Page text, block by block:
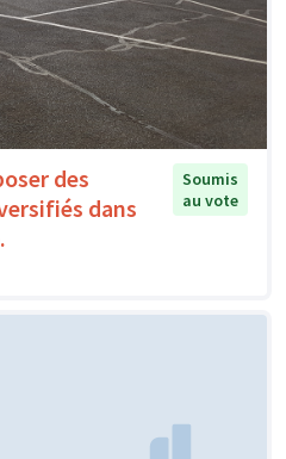
des
dans
Soumis
au vote